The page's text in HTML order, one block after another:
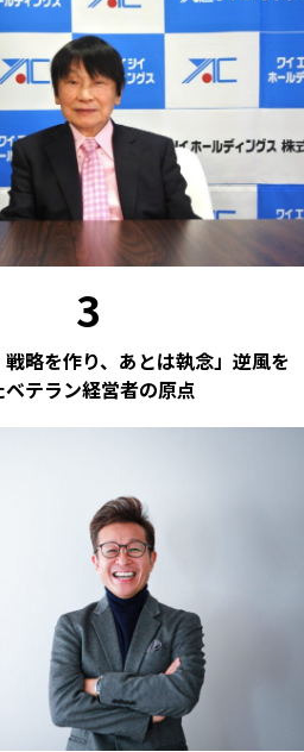
3
戦略を作り、あとは執念」逆風を
テラン経営者の原点